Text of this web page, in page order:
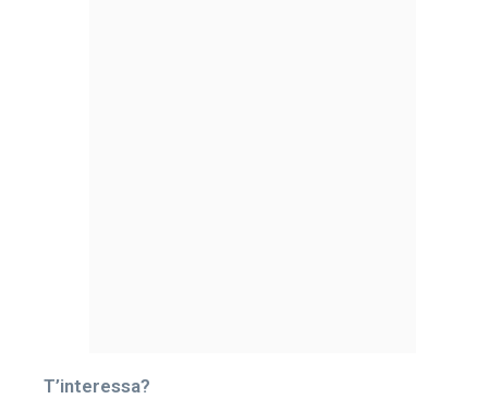
T’interessa?